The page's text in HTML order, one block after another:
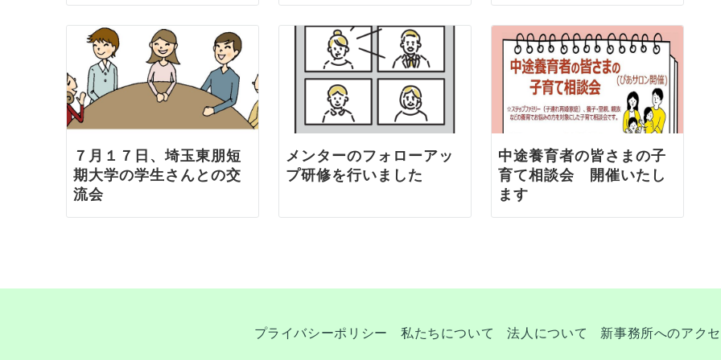
７月１７日、埼玉東朋短
期大学の学生さんとの交
流会
メンターのフォローアッ
プ研修を行いました
中途養育者の皆さまの子
育て相談会 開催いたし
ます
プライバシーポリシー 私たちについて 法人について 新事務所へのアク